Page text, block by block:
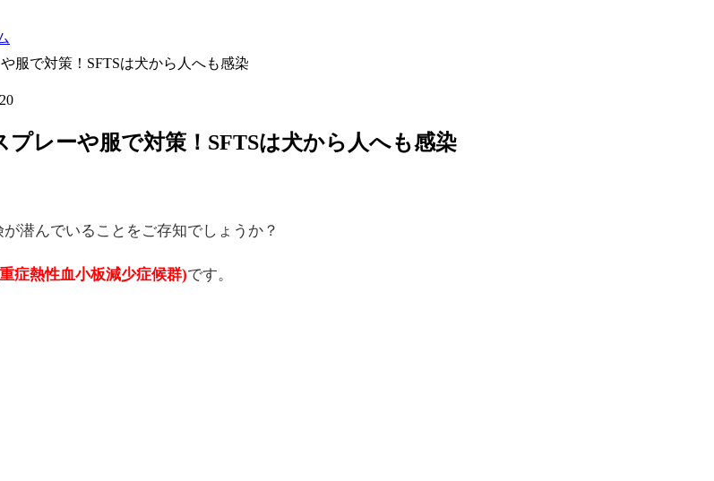
服で対策！SFTSは犬から人へも感染
レーや服で対策！SFTSは犬から人へも感染
潜んでいることをご存知でしょうか？
症熱性血小板減少症候群)です。